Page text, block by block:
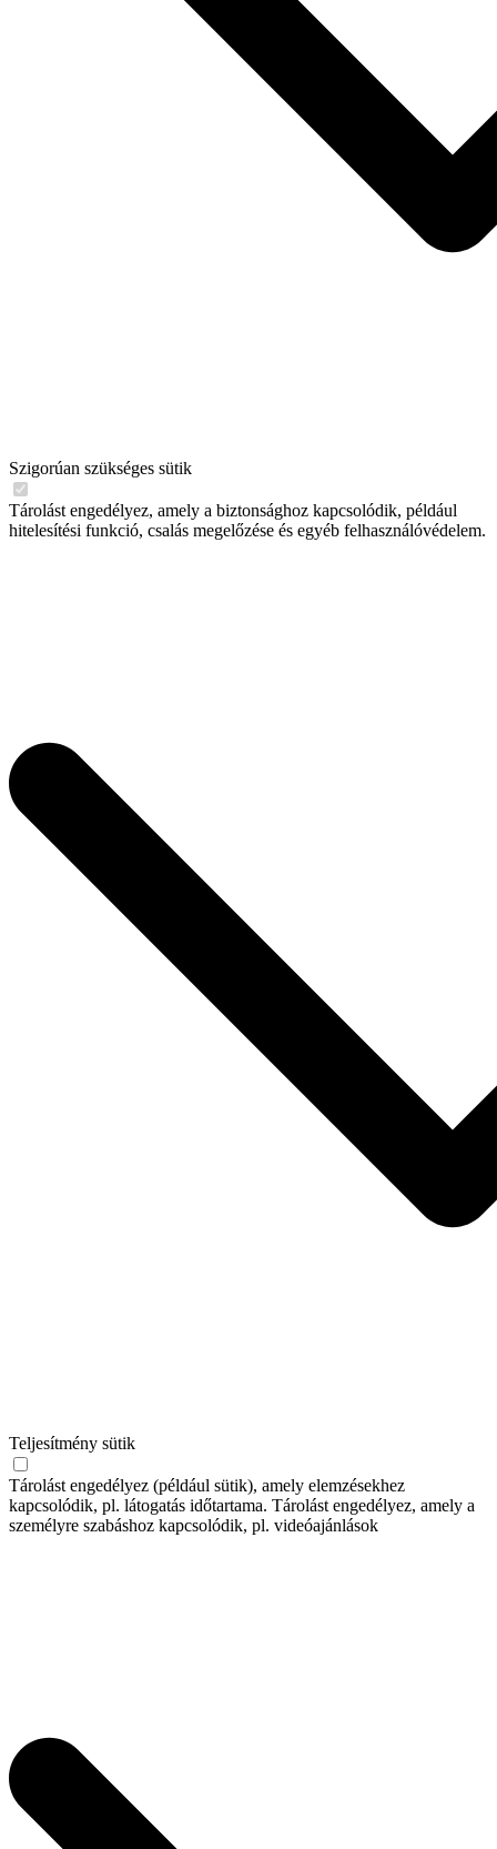
Szigorúan szükséges sütik
Tárolást engedélyez, amely a biztonsághoz kapcsolódik, például
hitelesítési funkció, csalás megelőzése és egyéb felhasználóvédelem.
Teljesítmény sütik
Tárolást engedélyez (például sütik), amely elemzésekhez
kapcsolódik, pl. látogatás időtartama. Tárolást engedélyez, amely a
személyre szabáshoz kapcsolódik, pl. videóajánlások